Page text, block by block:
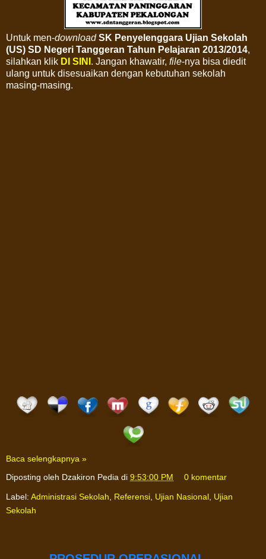
Untuk men-download SK Penyelenggara Ujian Sekolah
(US) SD Negeri Tanggeran Tahun Pelajaran 2013/2014,
silahkan klik DI SINI . Jangan khawatir, file-nya bisa diedit
ulang untuk disesuaikan dengan kebutuhan sekolah
masing-masing.
Baca selengkapnya »
Diposting oleh Dzakiron Pedia di 9:53:00 PM 0 komentar
Label: Administrasi Sekolah Referensi Ujian Nasional Ujian
Sekolah